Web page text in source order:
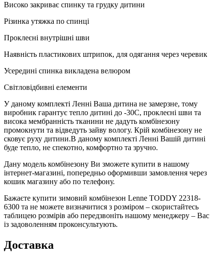
Високо закриває спинку та грудку дитини
Різинка утяжка по спинці
Проклеєні внутрішні шви
Наявність пластикових штрипок, для одягання через черевик
Усередині спинка викладена велюром
Світловідбивні елементи
У даному комплекті Ленні Ваша дитина не замерзне, тому
виробник гарантує тепло дитині до -30С, проклеєні шви та
висока мембранність тканини не дадуть комбінезону
промокнути та відведуть зайву вологу. Крій комбінезону не
сковує руху дитини.В даному комплекті Ленні Вашій дитині
буде тепло, не спекотно, комфортно та зручно.
Дану модель комбінезону Ви зможете купити в нашому
інтернет-магазині, попередньо оформивши замовлення через
кошик магазину або по телефону.
Бажаєте купити зимовий комбінезон Lenne TODDY 22318-
6300 та не можете визначитися з розміром – скористайтесь
таблицею розмірів або передзвоніть нашому менеджеру – Вас
із задоволенням проконсультують.
Доставка